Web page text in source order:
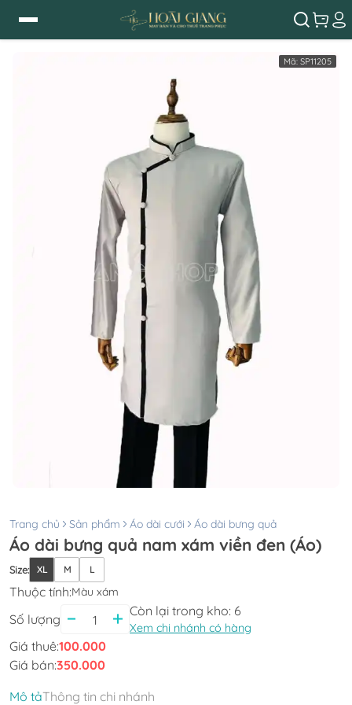
Mã: SP11205
Trang chủ Sản phẩm Áo dài cưới Áo dài bưng quả
Áo dài bưng quả nam xám viền đen (Áo)
Size: XL M L
Thuộc tính:Màu xám
Số lượng
Còn lại trong kho: 6
Xem chi nhánh có hàng
Giá thuê:100.000
Giá bán:350.000
Mô tảThông tin chi nhánh